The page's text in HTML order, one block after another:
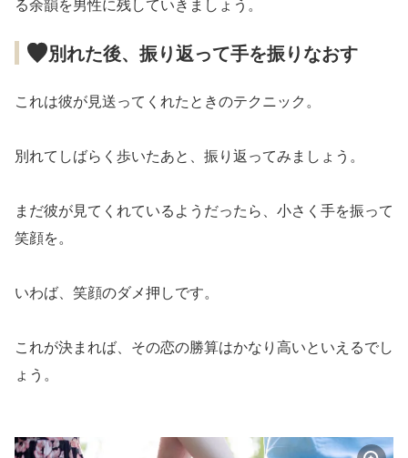
別れた後、振り返って手を振りなおす
これは彼が見送ってくれたときのテクニック。
別れてしばらく歩いたあと、振り返ってみましょう。
まだ彼が見てくれているようだったら、小さく手を振って
笑顔を。
いわば、笑顔のダメ押しです。
これが決まれば、その恋の勝算はかなり高いといえるでし
ょう。